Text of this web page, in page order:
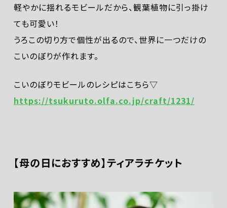
軽やかに揺れるモビールだから、観葉植物に引っ掛け
ても可愛い！
うろこの切り方で個性が出るので、世界に一つだけの
こいのぼりが作れます。
こいのぼりモビールのレシピはこちら▽
https://tsukuruto.olfa.co.jp/craft/1231/
【母の日におすすめ】ティアラチケット